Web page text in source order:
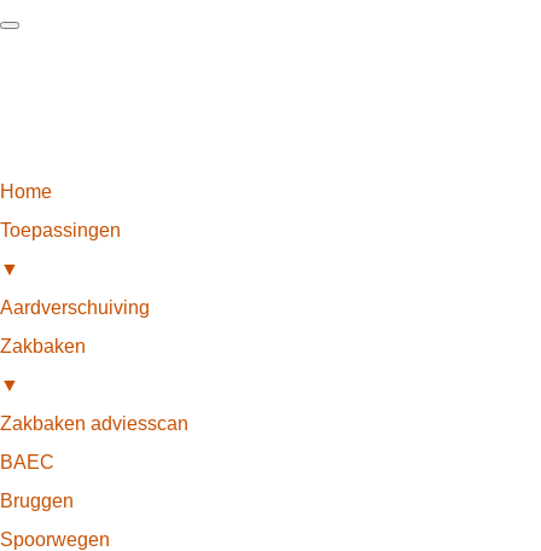
Home
Toepassingen
▼
Aardverschuiving
Zakbaken
▼
Zakbaken adviesscan
BAEC
Bruggen
Spoorwegen